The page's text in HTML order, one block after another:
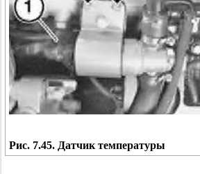
Рис. 7.45. Датчик температуры